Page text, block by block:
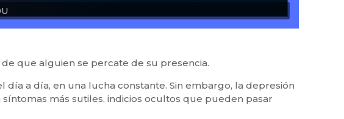
que alguien se percate de su presencia.
a día, en una lucha constante. Sin embargo, la depresión
más sutiles, indicios ocultos que pueden pasar